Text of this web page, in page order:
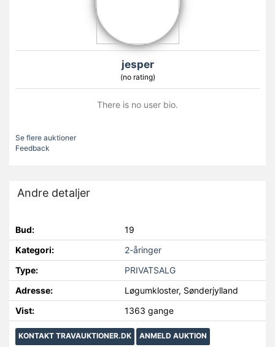
jesper
(no rating)
There is no user bio.
Se flere auktioner
Feedback
Andre detaljer
Bud:
19
Kategori:
2-åringer
Type:
PRIVATSALG
Adresse:
Løgumkloster, Sønderjylland
Vist:
1363 gange
KONTAKT TRAVAUKTIONER.DK ANMELD AUKTION